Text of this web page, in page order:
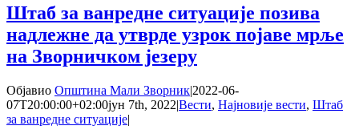
коришћење
пијаће
воде
Штаб за ванредне ситуације позива
надлежне да утврде узрок појаве мрље
на Зворничком језеру
Објавио Општина Мали Зворник|2022-06-
07T20:00:00+02:00јун 7th, 2022|Вести, Најновије вести, Штаб
за ванредне ситуације|